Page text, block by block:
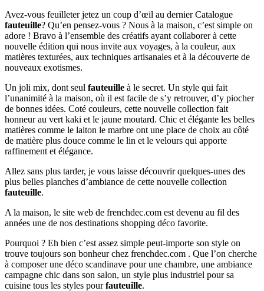
Avez-vous feuilleter jetez un coup d’œil au dernier Catalogue
fauteuille? Qu’en pensez-vous ? Nous à la maison, c’est simple on
adore ! Bravo à l’ensemble des créatifs ayant collaborer à cette
nouvelle édition qui nous invite aux voyages, à la couleur, aux
matières texturées, aux techniques artisanales et à la découverte de
nouveaux exotismes.
Un joli mix, dont seul fauteuille à le secret. Un style qui fait
l’unanimité à la maison, où il est facile de s’y retrouver, d’y piocher
de bonnes idées. Coté couleurs, cette nouvelle collection fait
honneur au vert kaki et le jaune moutard. Chic et élégante les belles
matières comme le laiton le marbre ont une place de choix au côté
de matière plus douce comme le lin et le velours qui apporte
raffinement et élégance.
Allez sans plus tarder, je vous laisse découvrir quelques-unes des
plus belles planches d’ambiance de cette nouvelle collection
fauteuille.
A la maison, le site web de frenchdec.com est devenu au fil des
années une de nos destinations shopping déco favorite.
Pourquoi ? Eh bien c’est assez simple peut-importe son style on
trouve toujours son bonheur chez frenchdec.com . Que l’on cherche
à composer une déco scandinave pour une chambre, une ambiance
campagne chic dans son salon, un style plus industriel pour sa
cuisine tous les styles pourfauteuille.